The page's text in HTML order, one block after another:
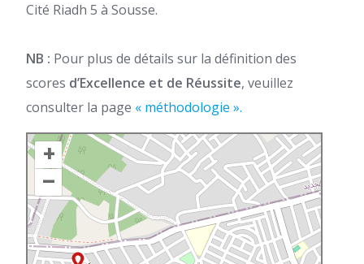
Cité Riadh 5 à Sousse.
NB : Pour plus de détails sur la définition des
scores d’Excellence et de Réussite, veuillez
consulter la page « méthodologie ».
+
–